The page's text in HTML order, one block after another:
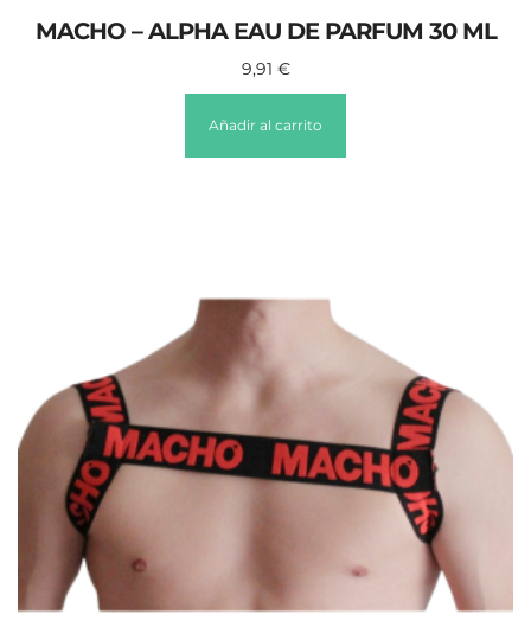
MACHO – ALPHA EAU DE PARFUM 30 ML
9,91 €
Añadir al carrito